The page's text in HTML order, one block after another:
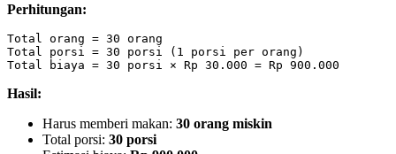
Perhitungan:
Total orang = 30 orang
Total porsi = 30 porsi (1 porsi per orang)
Hasil:
Harus memberi makan: 30 orang miskin
Total porsi: 30 porsi